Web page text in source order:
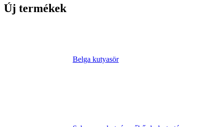
Új termékek
Belga kutyasör